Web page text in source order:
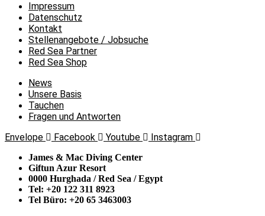
Impressum
Datenschutz
Kontakt
Stellenangebote / Jobsuche
Red Sea Partner
Red Sea Shop
News
Unsere Basis
Tauchen
Fragen und Antworten
Envelope
Facebook Youtube Instagram
James & Mac Diving Center
Giftun Azur Resort
0000 Hurghada / Red Sea / Egypt
Tel: +20 122 311 8923
Tel Büro: +20 65 3463003